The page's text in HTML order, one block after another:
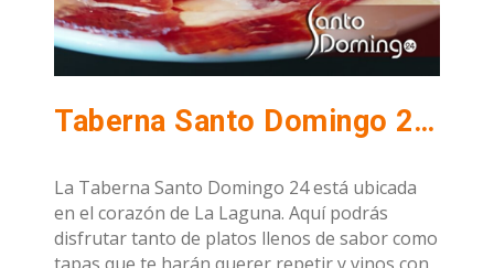
Taberna Santo Domingo 24, el mejor jamón de La Laguna, Tenerife.
La Taberna Santo Domingo 24 está ubicada
en el corazón de La Laguna. Aquí podrás
disfrutar tanto de platos llenos de sabor como